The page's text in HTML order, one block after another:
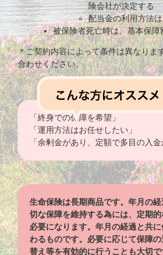
険会社が決定する
配当金の利用方法
被保険者死亡時は、基本保障
＊ご契約内容によって条件は異なりま
合わせください。
「終身での保障を希望」
「運用方法はお任せしたい」
「余剰金があり、定額で多目の入金
生命保険は長期商品です。年月の
切な保障を維持する為には、定期
必要になります。年月の経過と共
わるものです。必要に応じて保障
替え等を有効的に行うことも大切